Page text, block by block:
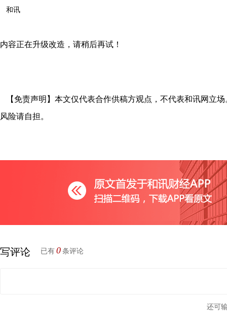
和讯
内容正在升级改造，请稍后再试！
【免责声明】本文仅代表合作供稿方观点，不代表和讯网立
风险请自担。
写评论 已有 0 条评论
还可